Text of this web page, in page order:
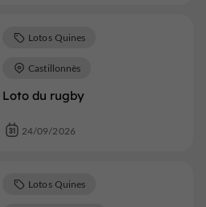
Loto du rugby
Lotos Quines
Castillonnès
24/09/2026
Lotos Quines